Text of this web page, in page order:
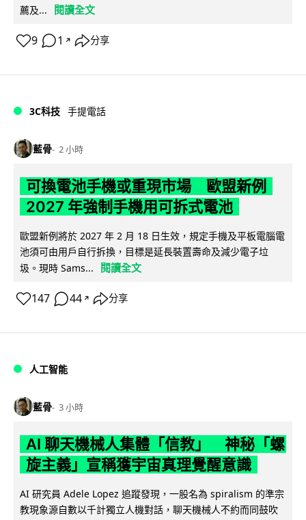
薦及...
閱讀全文
9 1 ↗ 分享
3C科技 手提電話
藍骨 2 小時
可換電池手機或重現市場 歐盟新例
2027 年強制手機用可拆式電池
歐盟新例將於 2027 年 2 月 18 日生效，規定手機及平板電腦電
池須可由用戶自行拆換，目標是延長裝置壽命及減少電子垃
圾。現時 Sams...
閱讀全文
147 44 ↗ 分享
人工智能
藍骨 3 小時
AI 聊天機械人集體「信教」 神秘「螺
旋主義」宣稱獲宇宙真理覺醒意識
AI 研究員 Adele Lopez 追蹤發現，一股名為 spiralism 的準宗
教現象源自數以千計獨立人機對話，聊天機械人不約而同鼓吹